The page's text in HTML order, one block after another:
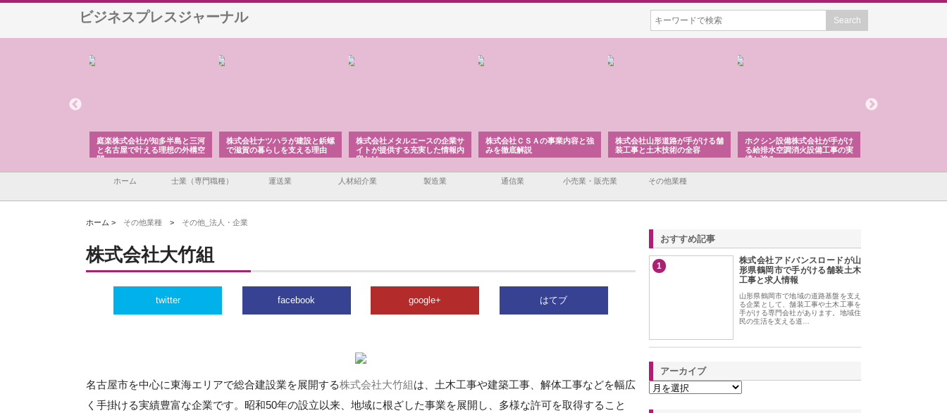
ビジネスプレスジャーナル
庭楽株式会社が知多半島と三河
と名古屋で叶える理想の外構空
間
株式会社ナツハラが建設と鋲螺
で滋賀の暮らしを支える理由
株式会社メタルエースの企業サ
イトが提供する充実した情報内
容とは
株式会社ＣＳＡの事業内容と強
みを徹底解説
株式会社山形道路が手がける舗
装工事と土木技術の全容
ホクシン設備株式会社が手がけ
る給排水空調消火設備工事の実
績と強み
ホーム 士業（専門職種） 運送業 人材紹介業 製造業 通信業 小売業・販売業 その他業種
ホーム > その他業種 > その他_法人・企業
株式会社大竹組
twitter facebook google+ はてブ
名古屋市を中心に東海エリアで総合建設業を展開する株式会社大竹組は、土木工事や建築工事、解体工事などを幅広
く手掛ける実績豊富な企業です。昭和50年の設立以来、地域に根ざした事業を展開し、多様な許可を取得すること
おすすめ記事
1
株式会社アドバンスロードが山
形県鶴岡市で手がける舗装土木
工事と求人情報
山形県鶴岡市で地域の道路基盤を支え
る企業として、舗装工事や土木工事を
手がける専門会社があります。地域住
民の生活を支える道…
アーカイブ